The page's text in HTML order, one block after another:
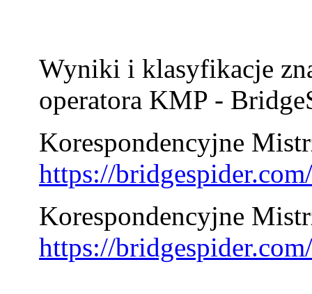
Wyniki i klasyfikacje
operatora KMP -
Korespondencyjne
https://
Korespondencyjne
https://